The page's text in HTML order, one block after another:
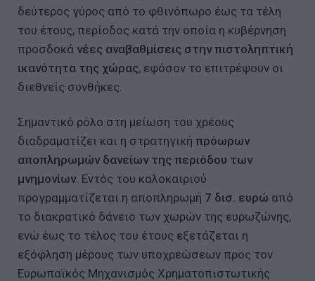
δεύτερος γύρος από το φθινόπωρο έως τα τέλη
του έτους, περίοδος κατά την οποία η κυβέρνηση
προσδοκά νέες αναβαθμίσεις στην πιστοληπτική
ικανότητα της χώρας, εφόσον το επιτρέψουν οι
διεθνείς συνθήκες.
Σημαντικό ρόλο στη μείωση του χρέους
διαδραματίζει και η στρατηγική πρόωρων
αποπληρωμών δανείων της περιόδου των
μνημονίων. Εντός του καλοκαιριού
προγραμματίζεται η αποπληρωμή 7 δισ. ευρώ από
το διακρατικό δάνειο των χωρών της ευρωζώνης,
ενώ έως το τέλος του έτους εξετάζεται η
εξόφληση μέρους των υποχρεώσεων προς τον
Ευρωπαϊκός Μηχανισμός Χρηματοπιστωτικής